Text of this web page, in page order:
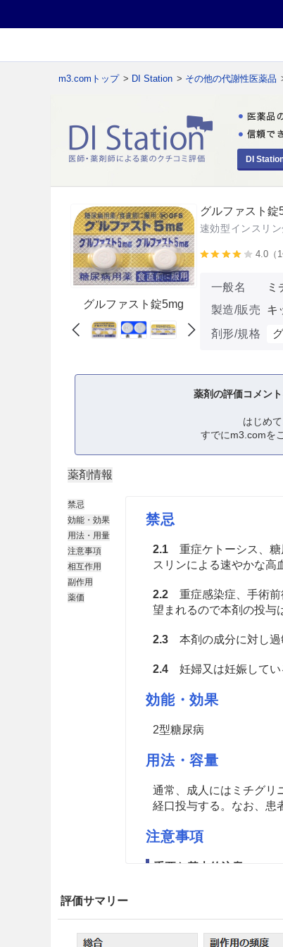
m3.comトップ > DI Station > その他の代謝性医薬品
DI
グルファスト錠5mg
グルファスト錠
速効型インスリ
4.0（1
一般名
ミ
製造/販売
キ
剤形/規格
薬剤の評価コメン
はじめ
すでにm3.comを
薬剤情報
禁忌
効能・効果
用法・用量
注意事項
相互作用
副作用
薬価
禁忌
2.1重症ケトーシス、糖
スリンによる速やかな高
2.2重症感染症、手術前
望まれるので本剤の投与
2.3本剤の成分に対し過
2.4妊婦又は妊娠してい
効能・効果
2型糖尿病
用法・容量
通常、成人にはミチグリ
経口投与する。なお、患
注意事項
重要な基本的注意
8.2本剤は、ときに低血
評価サマリー